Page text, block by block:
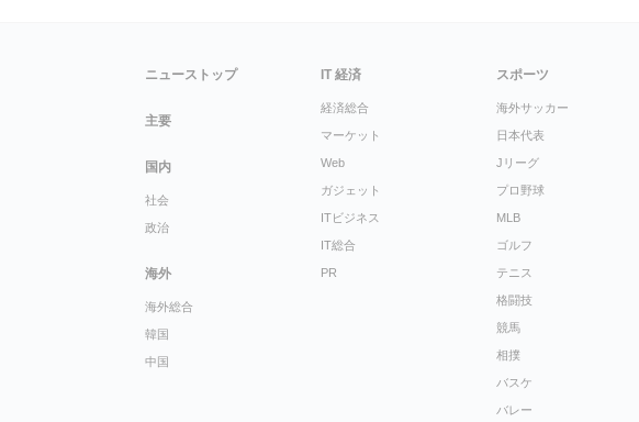
ニューストップ
主要
国内
社会
政治
海外
海外総合
韓国
中国
IT 経済
経済総合
マーケット
Web
ガジェット
ITビジネス
IT総合
PR
スポーツ
海外サッカー
日本代表
Jリーグ
プロ野球
MLB
ゴルフ
テニス
格闘技
競馬
相撲
バスケ
バレー